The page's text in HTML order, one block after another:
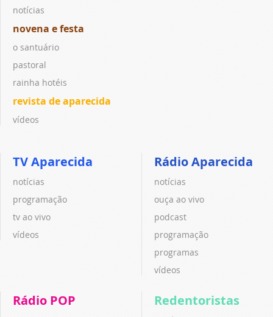
notícias
novena e festa
o santuário
pastoral
rainha hotéis
revista de aparecida
vídeos
TV Aparecida
notícias
programação
tv ao vivo
vídeos
Rádio Aparecida
notícias
ouça ao vivo
podcast
programação
programas
vídeos
Rádio POP Redentoristas